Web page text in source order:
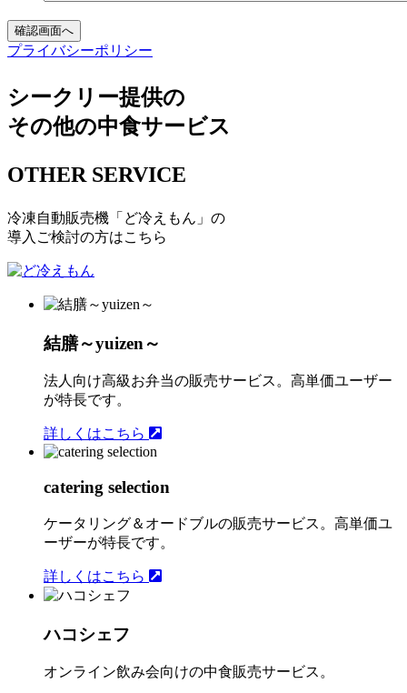
プライバシーポリシー
シークリー提供の
その他の中食サービス
OTHER SERVICE
冷凍自動販売機「ど冷えもん」の
導入ご検討の方はこちら
結膳～yuizen～
法人向け高級お弁当の販売サービス。高単価ユーザー
が特長です。
詳しくはこちら
catering selection
ケータリング＆オードブルの販売サービス。高単価ユ
ーザーが特長です。
詳しくはこちら
ハコシェフ
オンライン飲み会向けの中食販売サービス。